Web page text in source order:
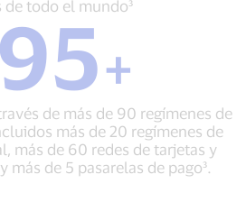
el
mundo³
de todo el mundo³
195
+
países
territorios
a
través
de
más
+
de más de 90 regímenes de
más de 20 regímenes de
más de 60 redes de tarjetas y
más de 5 pasarelas de pago³.